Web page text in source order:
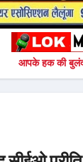
आपके हक की